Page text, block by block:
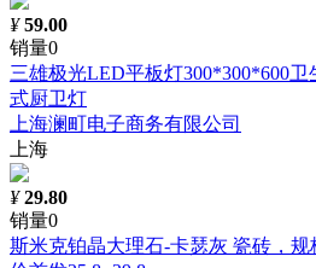
¥ 59.00
销量0
三雄极光LED平板灯300*300*600
式厨卫灯
上海澜町电子商务有限公司
上海
¥ 29.80
销量0
斯米克铂晶大理石-卡瑟灰 瓷砖，规